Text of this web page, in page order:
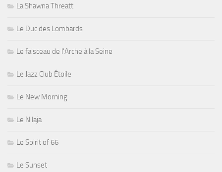
La Shawna Threatt
Le Duc des Lombards
Le faisceau de l'Arche à la Seine
Le Jazz Club Étoile
Le New Morning
Le Nilaja
Le Spirit of 66
Le Sunset